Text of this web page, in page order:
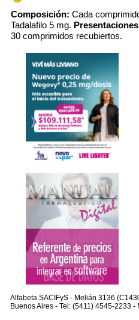
Composición: Cada
Tadalafilo 5 mg.
30 comprimidos recubiertos.
Alfabeta SACIFyS - Melián 3136
Buenos Aires - Tel: (5411) 4545-2233 -